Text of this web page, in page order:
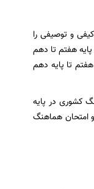
و توصیفی را
هفتم تا دهم
دوما در پایه هفتم تا پایه دهم
کشوری در پایه
امتحان هماهنگ